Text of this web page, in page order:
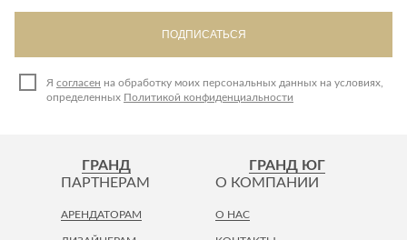
ПОДПИСАТЬСЯ
Я согласен на обработку моих персональных данных на условиях,
определенных Политикой конфиденциальности
ГРАНД ГРАНД ЮГ
ПАРТНЕРАМ
АРЕНДАТОРАМ
О КОМПАНИИ
О НАС